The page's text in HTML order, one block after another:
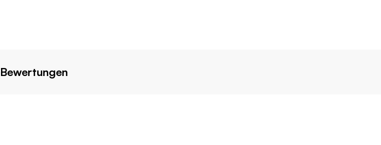
Bewertungen